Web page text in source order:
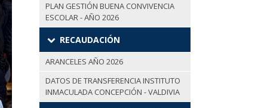
PLAN GESTIÓN BUENA CONVIVENCIA
ESCOLAR - AÑO 2026
RECAUDACIÓN
ARANCELES AÑO 2026
DATOS DE TRANSFERENCIA INSTITUTO
INMACULADA CONCEPCIÓN - VALDIVIA